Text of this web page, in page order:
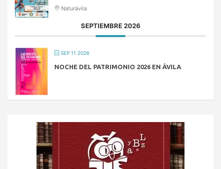
Naturávila
SEPTIEMBRE 2026
SEP 11 2026
NOCHE DEL PATRIMONIO 2026 EN ÁVILA